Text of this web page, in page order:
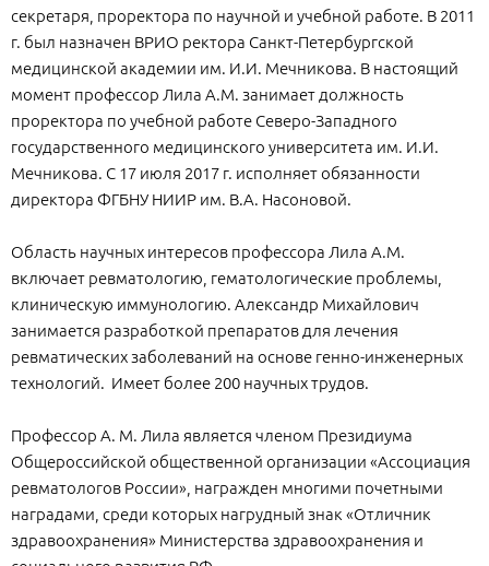
секретаря, проректора по научной и учебной работе. В 2011
г. был назначен ВРИО ректора Санкт-Петербургской
медицинской академии им. И.И. Мечникова. В настоящий
момент профессор Лила А.М. занимает должность
проректора по учебной работе Северо-Западного
государственного медицинского университета им. И.И.
Мечникова. С 17 июля 2017 г. исполняет обязанности
директора ФГБНУ НИИР им. В.А. Насоновой.
Область научных интересов профессора Лила А.М.
включает ревматологию, гематологические проблемы,
клиническую иммунологию. Александр Михайлович
занимается разработкой препаратов для лечения
ревматических заболеваний на основе генно-инженерных
технологий. Имеет более 200 научных трудов.
Профессор А. М. Лила является членом Президиума
Общероссийской общественной организации «Ассоциация
ревматологов России», награжден многими почетными
наградами, среди которых нагрудный знак «Отличник
здравоохранения» Министерства здравоохранения и